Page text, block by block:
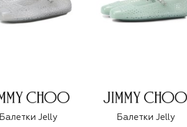
Балетки Jelly Балетки Jelly